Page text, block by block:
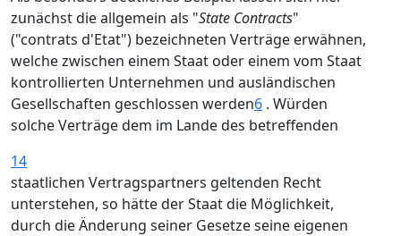
zunächst die allgemein als "State Contracts"
("contrats d'Etat") bezeichneten Verträge erwähnen,
welche zwischen einem Staat oder einem vom Staat
kontrollierten Unternehmen und ausländischen
Gesellschaften geschlossen werden6 . Würden
solche Verträge dem im Lande des betreffenden
14
staatlichen Vertragspartners geltenden Recht
unterstehen, so hätte der Staat die Möglichkeit,
durch die Änderung seiner Gesetze seine eigenen